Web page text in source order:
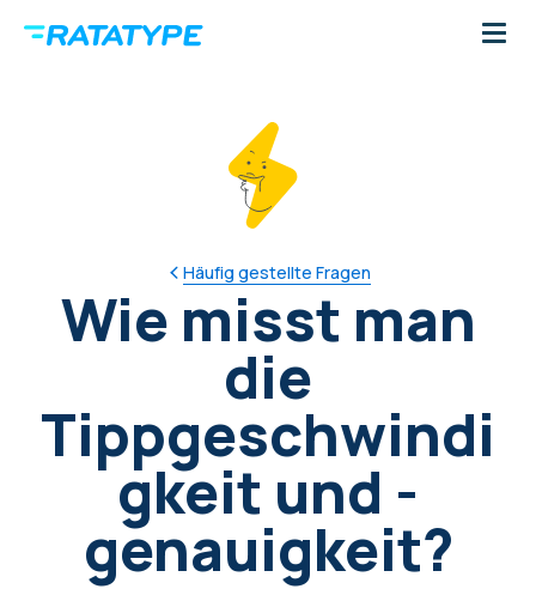
Häufig gestellte Fragen
Wie misst man
die
Tippgeschwindi
gkeit und -
genauigkeit?